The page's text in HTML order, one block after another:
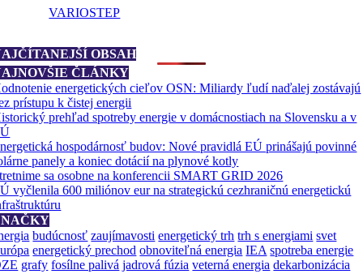
VARIOSTEP
OBSAH
ČLÁNKY
energetických cieľov OSN: Miliardy ľudí naďalej zostávajú
prístupu k čistej energii
prehľad spotreby energie v domácnostiach na Slovensku a v
hospodárnosť budov: Nové pravidlá EÚ prinášajú povinné
panely a koniec dotácií na plynové kotly
sa osobne na konferencii SMART GRID 2026
vyčlenila 600 miliónov eur na strategickú cezhraničnú energetickú
budúcnosť zaujímavosti energetický trh trh s energiami svet
energetický prechod obnoviteľná energia IEA spotreba energie
grafy fosílne palivá jadrová fúzia veterná energia dekarbonizácia